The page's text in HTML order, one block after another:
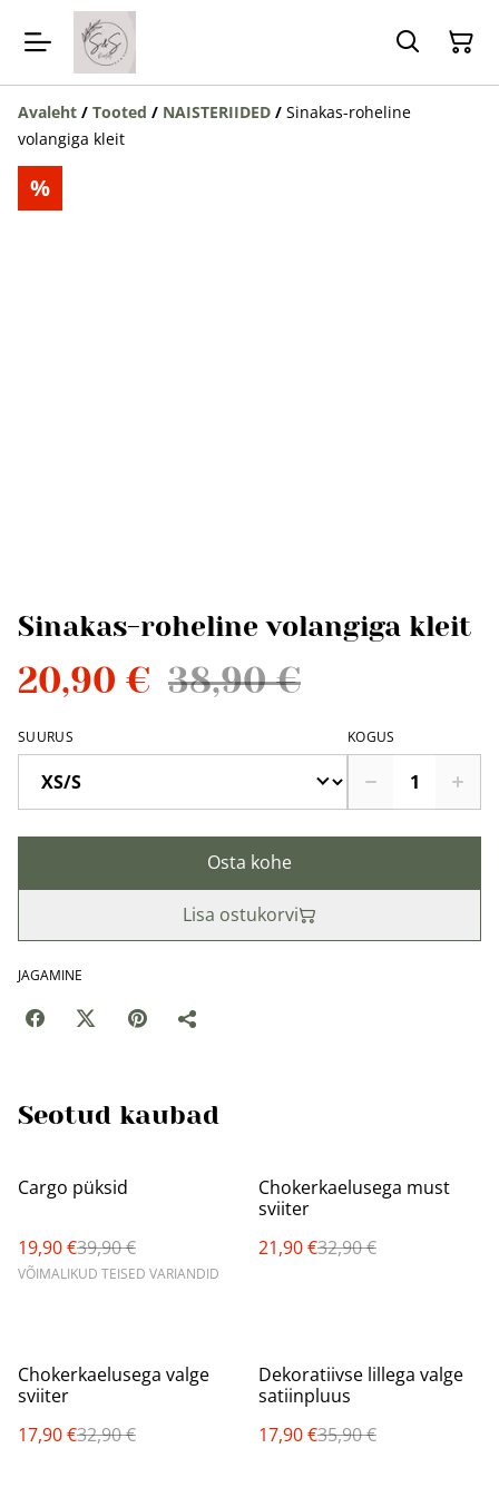
Avaleht / Tooted / NAISTERIIDED / Sinakas-roheline
volangiga kleit
%
Sinakas-roheline volangiga kleit
20,90 € 38,90 €
SUURUS KOGUS
Osta kohe
Lisa ostukorvi
JAGAMINE
Seotud kaubad
%
Cargo püksid
19,90 €39,90 €
VÕIMALIKUD TEISED VARIANDID
%
Chokerkaelusega must
sviiter
21,90 €32,90 €
%
Chokerkaelusega valge
sviiter
17,90 €32,90 €
%
Dekoratiivse lillega valge
satiinpluus
17,90 €35,90 €